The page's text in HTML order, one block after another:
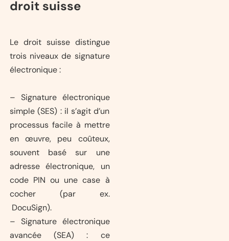
droit suisse
Le droit suisse distingue
trois niveaux de signature
électronique :
– Signature électronique
simple (SES) : il s’agit d’un
processus facile à mettre
en œuvre, peu coûteux,
souvent basé sur une
adresse électronique, un
code PIN ou une case à
cocher (par ex.
DocuSign).
– Signature électronique
avancée (SEA) : ce